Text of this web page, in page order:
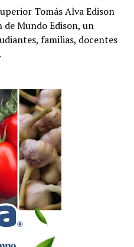
Tomás Alva Edison
de Mundo Edison, un
familias, docentes